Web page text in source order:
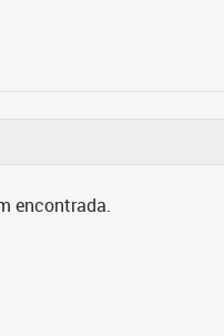
encontrada.